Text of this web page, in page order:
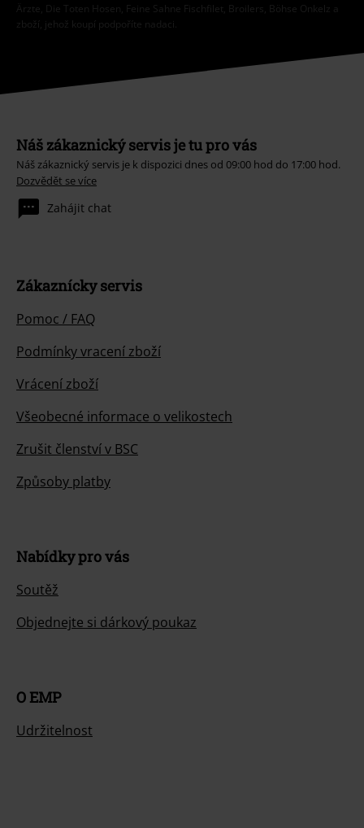
Ärzte, Die Toten Hosen, Feine Sahne Fischfilet, Broilers, Böhse Onkelz a
zboží, jehož koupí podpoříte nadaci.
Náš zákaznický servis je tu pro vás
Náš zákaznický servis je k dispozici dnes od 09:00 hod do 17:00 hod.
Dozvědět se více
Zahájit chat
Zákaznícky servis
Pomoc / FAQ
Podmínky vracení zboží
Vrácení zboží
Všeobecné informace o velikostech
Zrušit členství v BSC
Způsoby platby
Nabídky pro vás
Soutěž
Objednejte si dárkový poukaz
O EMP
Udržitelnost